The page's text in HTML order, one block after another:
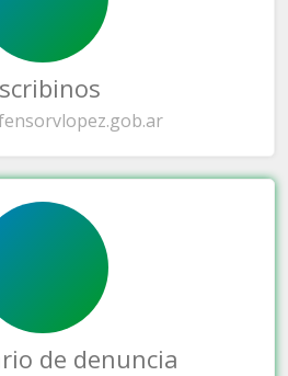
de denuncia